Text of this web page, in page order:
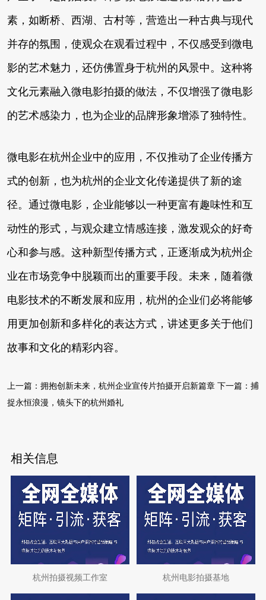
素，如断桥、西湖、古村等，营造出一种古典与现代
并存的氛围，使观众在观看过程中，不仅感受到微电
影的艺术魅力，还仿佛置身于杭州的风景中。这种将
文化元素融入微电影拍摄的做法，不仅增强了微电影
的艺术感染力，也为企业的品牌形象增添了独特性。
微电影在杭州企业中的应用，不仅推动了企业传播方
式的创新，也为杭州的企业文化传递提供了新的途
径。通过微电影，企业能够以一种更富有趣味性和互
动性的形式，与观众建立情感连接，激发观众的好奇
心和参与感。这种新型传播方式，正逐渐成为杭州企
业在市场竞争中脱颖而出的重要手段。未来，随着微
电影技术的不断发展和应用，杭州的企业们必将能够
用更加创新和多样化的表达方式，讲述更多关于他们
故事和文化的精彩内容。
上一篇： 拥抱创新未来，杭州企业宣传片拍摄开启新篇章 下一篇： 捕
捉永恒浪漫，镜头下的杭州婚礼
相关信息
杭州拍摄视频工作室 杭州电影拍摄基地